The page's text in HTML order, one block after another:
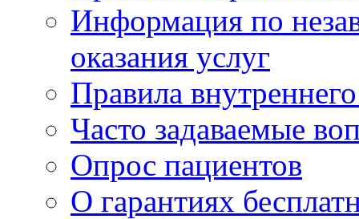
Информация по
оказания услуг
Правила
Часто задаваемые
Опрос пациентов
О гарантиях